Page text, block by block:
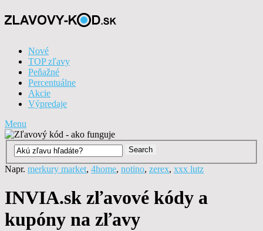
Nové
TOP zľavy
Peňažné
Percentuálne
Akcie
Výpredaje
Menu
Napr. merkury market, 4home, notino, zerex, xxx lutz
INVIA.sk zľavové kódy a
kupóny na zľavy